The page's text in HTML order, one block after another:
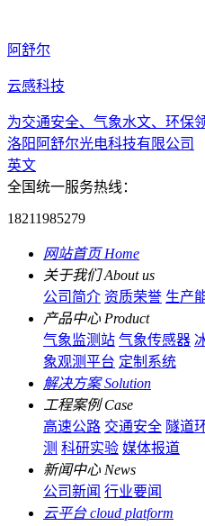
阿舒尔
云感科技
为交通安全、气象水文、环保
洛阳阿舒尔光电科技有限公司
英文
全国统一服务热线：
18211985279
网站首页 Home
关于我们 About us
公司简介 资质荣誉 生产
产品中心 Product
气象监测站 气象传感器
象观测平台 定制系统
解决方案 Solution
工程案例 Case
高速公路 交通安全 隧道
测 科研实验 媒体报道
新闻中心 News
公司新闻 行业要闻
云平台 cloud platform